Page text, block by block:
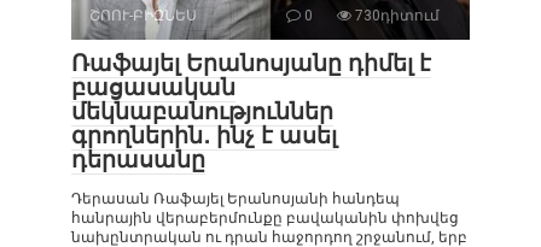
ՇՈՈՒ-ԲԻԶՆԵՍ 0 730դիտում
Ռաֆայել Երանոսյանը դիմել է
բացասական
մեկնաբանություններ
գրողներին․ ինչ է ասել
դերասանը
Դերասան Ռաֆայել Երանոսյանի հանդեպ
հանրային վերաբերմունքը բավականին փոխվեց
նախընտրական ու դրան հաջորդող շրջանում, երբ